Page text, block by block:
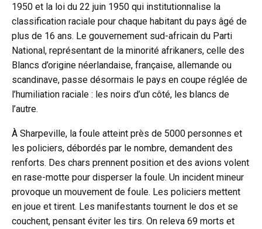
1950 et la loi du 22 juin 1950 qui institutionnalise la
classification raciale pour chaque habitant du pays âgé de
plus de 16 ans. Le gouvernement sud-africain du Parti
National, représentant de la minorité afrikaners, celle des
Blancs d’origine néerlandaise, française, allemande ou
scandinave, passe désormais le pays en coupe réglée de
l’humiliation raciale : les noirs d’un côté, les blancs de
l’autre.
À Sharpeville, la foule atteint près de 5000 personnes et
les policiers, débordés par le nombre, demandent des
renforts. Des chars prennent position et des avions volent
en rase-motte pour disperser la foule. Un incident mineur
provoque un mouvement de foule. Les policiers mettent
en joue et tirent. Les manifestants tournent le dos et se
couchent, pensant éviter les tirs. On releva 69 morts et